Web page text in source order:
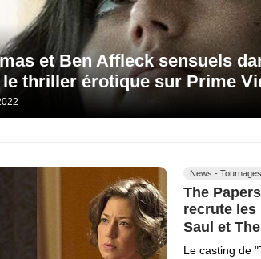
et Ben Affleck sensuels
thriller érotique sur Prime
News - Tournages
The
recrute les
Saul et
Le casting de